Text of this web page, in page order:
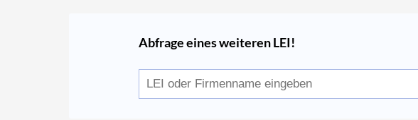
Abfrage eines weiteren LEI!